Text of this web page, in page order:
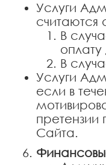
Услуги
считаются
В
В
Услуги
если в
Сайта.